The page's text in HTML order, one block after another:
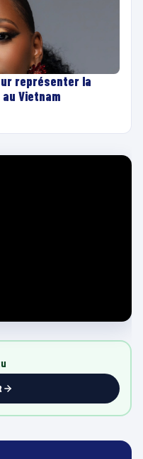
représenter la
Vietnam